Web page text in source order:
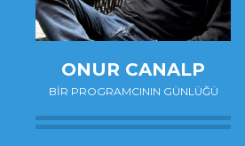
ONUR CANALP
BIR PROGRAMCININ GÜNLÜĞÜ